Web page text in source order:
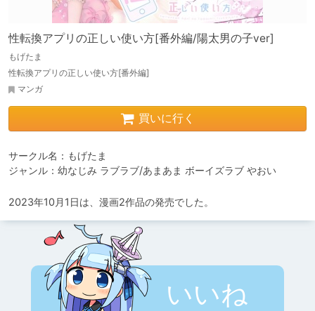
性転換アプリの正しい使い方[番外編/陽太男の子ver]
もげたま
性転換アプリの正しい使い方[番外編]
マンガ
買いに行く
サークル名：もげたま
ジャンル：幼なじみ ラブラブ/あまあま ボーイズラブ やおい
2023年10月1日は、漫画2作品の発売でした。
いいね